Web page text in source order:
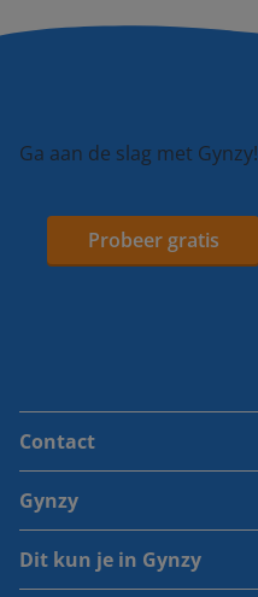
Ga aan de slag met Gynzy!
Probeer gratis
Contact
Gynzy
Dit kun je in Gynzy